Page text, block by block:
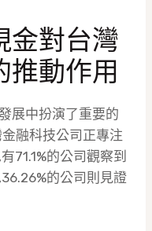
金對台灣
推動作用
展中扮演了重要的
融科技公司正專注
71.1%的公司觀察到
的公司則見證